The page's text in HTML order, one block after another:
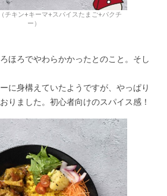
チキン+キーマ+スパイスたまご+パクチ
ー）
ほろでやわらかかったとのこと。そし
に身構えていたようですが、やっぱり
りました。初心者向けのスパイス感！